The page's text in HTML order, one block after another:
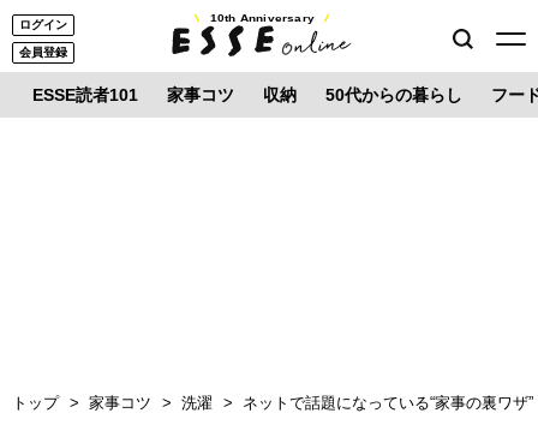
ログイン
会員登録
10th Anniversary
ESSE読者101 家事コツ 収納 50代からの暮らし フー
トップ 家事コツ 洗濯 ネットで話題になっている“家事の裏ワザ”